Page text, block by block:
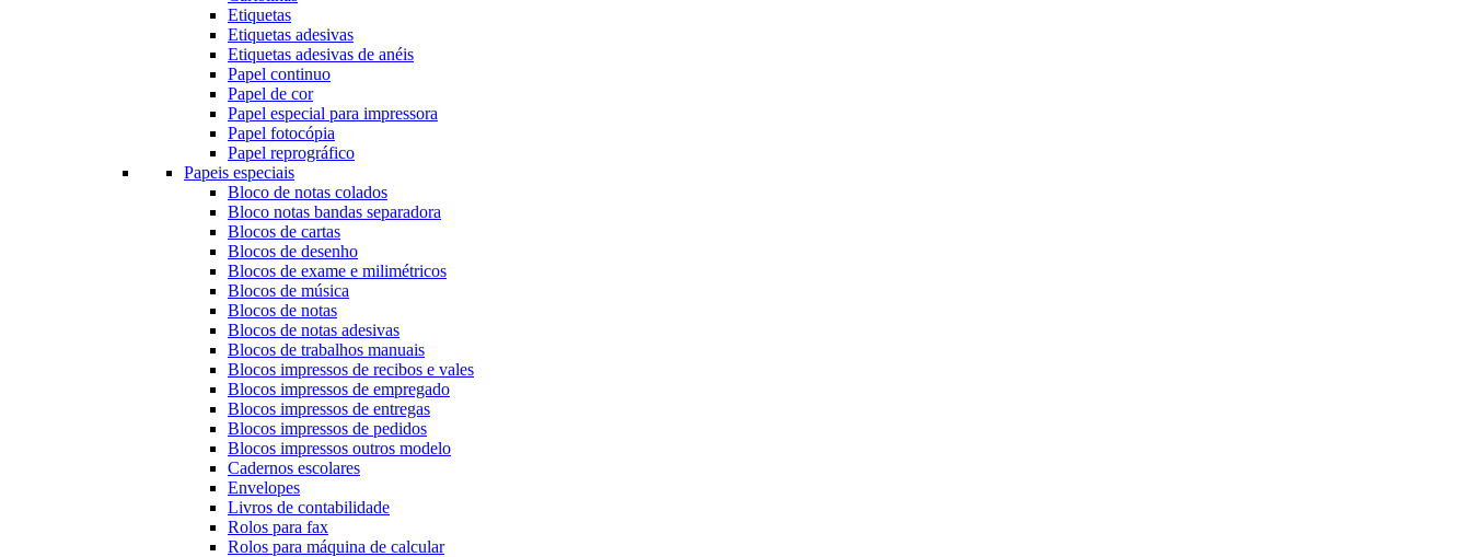
Etiquetas
Etiquetas adesivas
Etiquetas adesivas de anéis
Papel continuo
Papel de cor
Papel especial para impressora
Papel fotocópia
Papel reprográfico
Papeis especiais
Bloco de notas colados
Bloco notas bandas separadora
Blocos de cartas
Blocos de desenho
Blocos de exame e milimétricos
Blocos de música
Blocos de notas
Blocos de notas adesivas
Blocos de trabalhos manuais
Blocos impressos de recibos e vales
Blocos impressos de empregado
Blocos impressos de entregas
Blocos impressos de pedidos
Blocos impressos outros modelo
Cadernos escolares
Envelopes
Livros de contabilidade
Rolos para fax
Rolos para máquina de calcular